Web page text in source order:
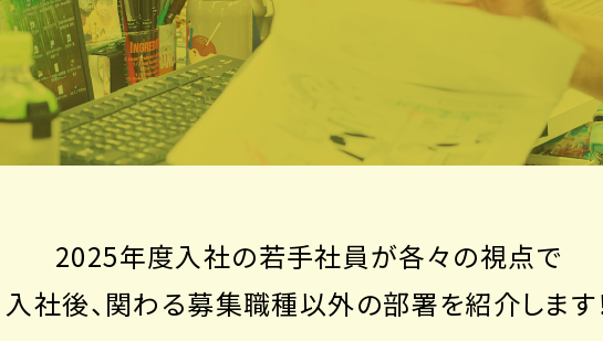
2025年度入社の若手社員が各々の視点で
入社後、関わる募集職種以外の部署を紹介します